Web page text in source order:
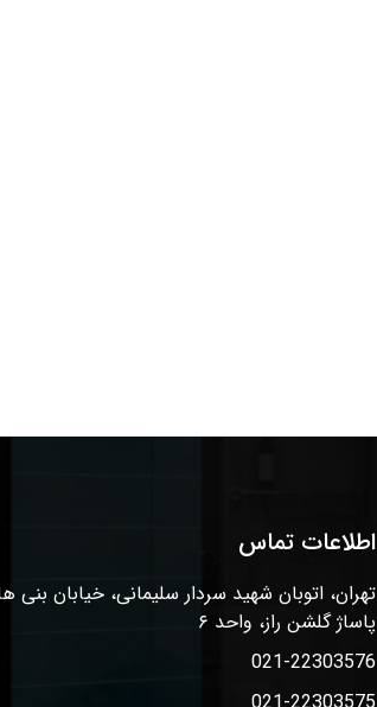
اطلاعات تماس
تهران، اتوبان شهید سردار سلیمانی، خیابان بنی
پاساژ گلشن راز، واحد ۶
021-22303576